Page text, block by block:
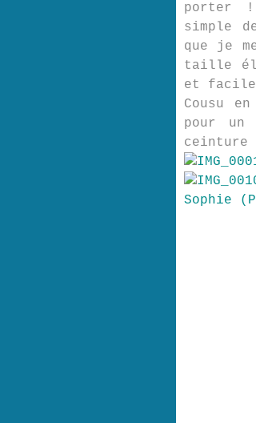
porter
simple
que je
taille
et
Cousu
pour un
ceinture
Sophie